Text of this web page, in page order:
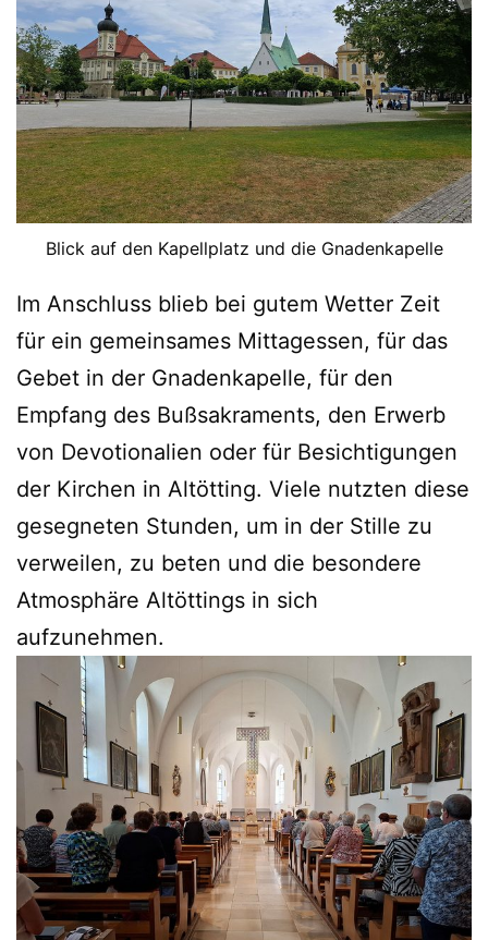
Blick auf den Kapellplatz und die Gnadenkapelle
Im Anschluss blieb bei gutem Wetter Zeit
für ein gemeinsames Mittagessen, für das
Gebet in der Gnadenkapelle, für den
Empfang des Bußsakraments, den Erwerb
von Devotionalien oder für Besichtigungen
der Kirchen in Altötting. Viele nutzten diese
gesegneten Stunden, um in der Stille zu
verweilen, zu beten und die besondere
Atmosphäre Altöttings in sich
aufzunehmen.